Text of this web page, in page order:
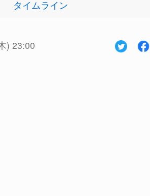
タイムライン
) 23:00